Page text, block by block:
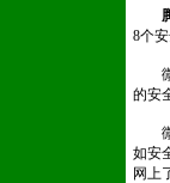
8个
微
的安
微
如安
网上